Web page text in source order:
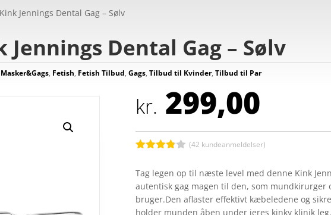
Jennings Dental Gag – Sølv
Dental Gag – Sølv
, Fetish, Fetish Tilbud,Gags,Tilbud til Kvinder,Tilbud til Par
kr. 299,00
ud af 5
baseret
på
kundebed
(42 kundeanmeldelser)
Tag legen op til næste level med denne Kink
autentisk gag magen til den, som mundkirurger
bruger.Den aflaster effektivt kæbeledene og
holder munden åben under jeres kinky klinik